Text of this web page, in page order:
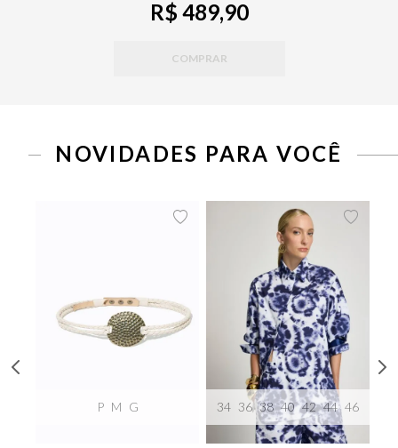
R$ 489,90
COMPRAR
NOVIDADES PARA VOCÊ
P M G 34 36 38 40 42 44 46